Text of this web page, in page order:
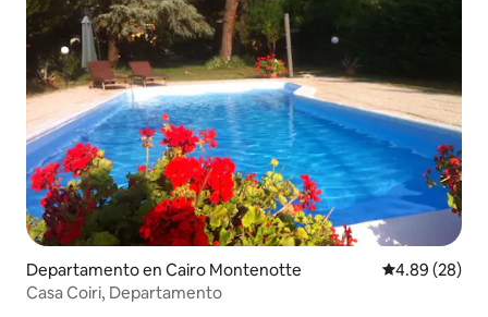
Departamento en Cairo Montenotte Calificación
4.89 (28)
Casa Coiri, Departamento